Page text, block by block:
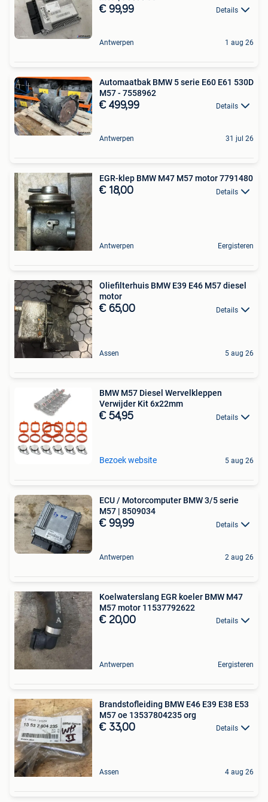
€ 99,99 Details
Antwerpen 1 aug 26
Automaatbak BMW 5 serie E60 E61 530D
M57 - 7558962
€ 499,99 Details
Antwerpen 31 jul 26
EGR-klep BMW M47 M57 motor 7791480
€ 18,00 Details
Antwerpen Eergisteren
Oliefilterhuis BMW E39 E46 M57 diesel
motor
€ 65,00 Details
Assen 5 aug 26
BMW M57 Diesel Wervelkleppen
Verwijder Kit 6x22mm
€ 54,95 Details
Bezoek website 5 aug 26
ECU / Motorcomputer BMW 3/5 serie
M57 | 8509034
€ 99,99 Details
Antwerpen 2 aug 26
Koelwaterslang EGR koeler BMW M47
M57 motor 11537792622
€ 20,00 Details
Antwerpen Eergisteren
Brandstofleiding BMW E46 E39 E38 E53
M57 oe 13537804235 org
€ 33,00 Details
Assen 4 aug 26